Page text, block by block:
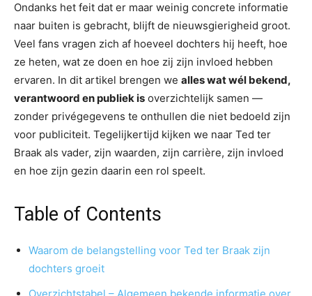
Ondanks het feit dat er maar weinig concrete informatie
naar buiten is gebracht, blijft de nieuwsgierigheid groot.
Veel fans vragen zich af hoeveel dochters hij heeft, hoe
ze heten, wat ze doen en hoe zij zijn invloed hebben
ervaren. In dit artikel brengen we alles wat wél bekend,
verantwoord en publiek is overzichtelijk samen —
zonder privégegevens te onthullen die niet bedoeld zijn
voor publiciteit. Tegelijkertijd kijken we naar Ted ter
Braak als vader, zijn waarden, zijn carrière, zijn invloed
en hoe zijn gezin daarin een rol speelt.
Table of Contents
Waarom de belangstelling voor Ted ter Braak zijn
dochters groeit